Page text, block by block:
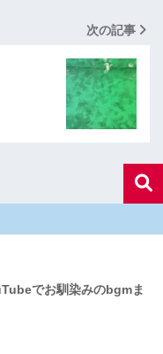
次の記事
でお馴染みのbgmま